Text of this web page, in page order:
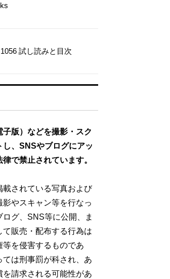
試し読みと目次
子版）などを撮影・スク
し、SNSやブログにアッ
で禁止されています。
載されている写真および
影やスキャン等を行なっ
グ、SNS等に公開、ま
て販売・配布する行為は
等を侵害するものであ
ては刑事罰が科され、あ
を請求される可能性があ